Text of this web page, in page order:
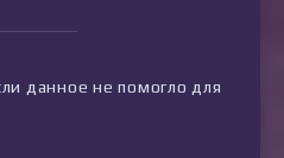
данное не помогло для